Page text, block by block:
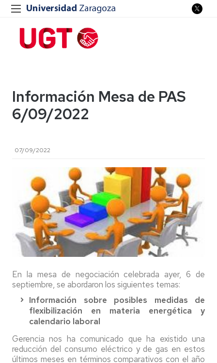
Información Mesa de PAS
6/09/2022
07/09/2022
En la mesa de negociación celebrada ayer, 6 de
septiembre, se abordaron los siguientes temas:
Información sobre posibles medidas de
flexibilización en materia energética y
calendario laboral
Gerencia nos ha comunicado que ha existido una
reducción del consumo eléctrico y de gas en estos
últimos meses en términos comparativos con el año